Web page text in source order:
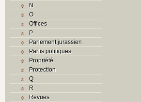
N
O
Offices
P
Parlement jurassien
Partis politiques
Propriété
Protection
Q
R
Revues